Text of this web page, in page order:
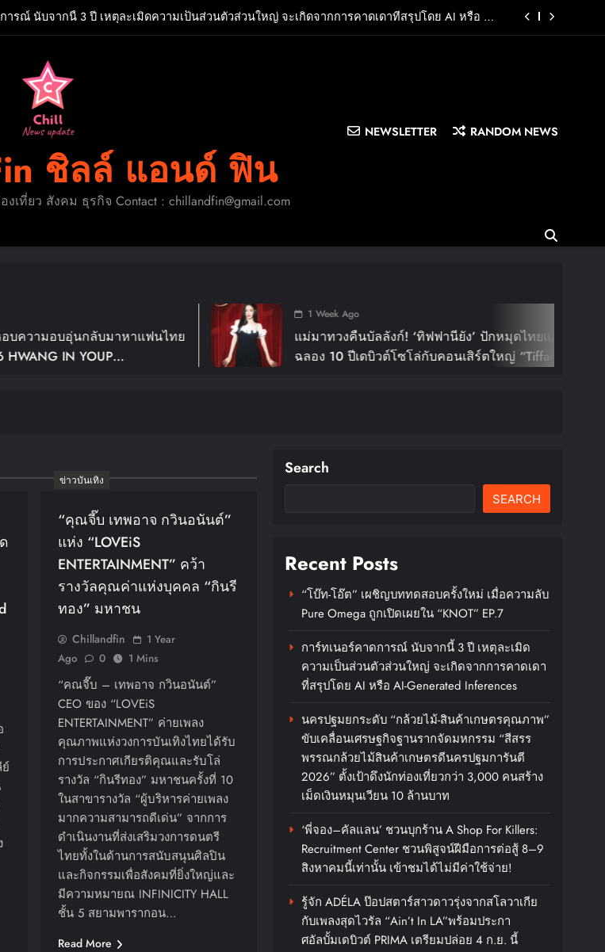
ารณ์ นับจากนี้ 3 ปี เหตุละเมิดความเป็นส่วนตัวส่วนใหญ่ จะเกิดจากการคาดเดาที่สรุปโดย AI หรือ AI-
นครปฐมการันตี 2026” ตั้งเป้าดึงนักท่องเที่ยวกว่า 3,000 คนสร้างเม็ดเงินหมุนเวียน 10 ล้านบาท
ร้าน A Shop For Killers: Recruitment Center ชวนพิสูจน์ฝีมือการต่อสู้ 8–9 สิงหาคมนี้เท่านั้น เข้าชมได้
“โบ๊ท-โอ๊ต” เผชิญบททดสอบครั้งใหม่ เมื่อความลับ Pure Omega ถูกเปิดเผยใน “KNOT” EP.7
การณ์ นับจากนี้ 3 ปี เหตุละเมิดความเป็นส่วนตัวส่วนใหญ่ จะเกิดจากการคาดเดาที่สรุปโดย AI หรือ AI-
-สินค้าเกษตรคุณภาพ” ขับเคลื่อนเศรษฐกิจฐานรากจัดมหกรรม “สีสรรพรรณกล้วยไม้สินค้าเกษตรดี
นครปฐมการันตี 2026” ตั้งเป้าดึงนักท่องเที่ยวกว่า 3,000 คนสร้างเม็ดเงินหมุนเวียน 10 ล้านบาท
ชิลล์ แอนด์ ฟิน
เที่ยว สังคม ธุรกิจ Contact : chillandfin@gmail.com
NEWSLETTER RANDOM NEWS
กลับมาหาแฟนไทย
1 Week Ago
แม่มาทวงคืนบัลลังก์! ‘ทิฟฟานียัง’ ปักหมุดไทยแลนด์
ฉลอง 10 ปีเดบิวต์โซโล่กับคอนเสิร์ตใหญ่ “Tiffany
ข่าวบันเทิง
“คุณจี๊บ เทพอาจ กวินอนันต์”
แห่ง “LOVEiS
ENTERTAINMENT” คว้า
รางวัลคุณค่าแห่งบุคคล “กินรี
ทอง” มหาชน
Chillandfin
1 Year
Ago
0 1 Mins
“คณจี๊บ – เทพอาจ กวินอนันต์”
CEO ของ “LOVEiS
ENTERTAINMENT” ค่ายเพลง
คุณภาพแห่งวงการบันเทิงไทยได้รับ
การประกาศเกียรติคุณและรับโล่
รางวัล “กินรีทอง” มหาชนครั้งที่ 10
ในสาขารางวัล “ผู้บริหารค่ายเพลง
มากความสามารถดีเด่น” จากการ
ดำเนินงานที่ส่งเสริมวงการดนตรี
ไทยทั้งในด้านการสนับสนุนศิลปิน
และกิจกรรมเพื่อสังคมที่ยิ่งใหญ่และ
มีความหมายณ INFINICITY HALL
ชั้น 5 สยามพารากอน…
Read More
Search
SEARCH
Recent Posts
“โบ๊ท-โอ๊ต” เผชิญบททดสอบครั้งใหม่ เมื่อความลับ
Pure Omega ถูกเปิดเผยใน “KNOT” EP.7
การ์ทเนอร์คาดการณ์ นับจากนี้ 3 ปี เหตุละเมิด
ความเป็นส่วนตัวส่วนใหญ่ จะเกิดจากการคาดเดา
ที่สรุปโดย AI หรือ AI-Generated Inferences
นครปฐมยกระดับ “กล้วยไม้-สินค้าเกษตรคุณภาพ”
ขับเคลื่อนเศรษฐกิจฐานรากจัดมหกรรม “สีสรร
พรรณกล้วยไม้สินค้าเกษตรดีนครปฐมการันตี
2026” ตั้งเป้าดึงนักท่องเที่ยวกว่า 3,000 คนสร้าง
เม็ดเงินหมุนเวียน 10 ล้านบาท
‘พี่จอง–คัลแลน’ ชวนบุกร้าน A Shop For Killers:
Recruitment Center ชวนพิสูจน์ฝีมือการต่อสู้ 8–9
สิงหาคมนี้เท่านั้น เข้าชมได้ไม่มีค่าใช้จ่าย!
รู้จัก ADÉLA ป๊อปสตาร์สาวดาวรุ่งจากสโลวาเกีย
กับเพลงสุดไวรัล “Ain’t In LA”พร้อมประกา
ศอัลบั้มเดบิวต์ PRIMA เตรียมปล่อย 4 ก.ย. นี้